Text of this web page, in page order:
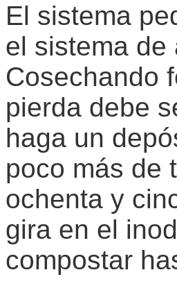
El sistema
el sistema de
Cosechando
pierda debe
haga un
poco más de
ochenta y
gira en el
compostar